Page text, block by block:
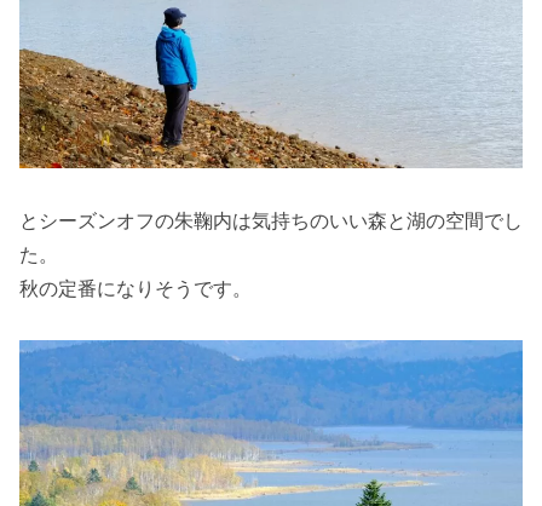
とシーズンオフの朱鞠内は気持ちのいい森と湖の空間でし
た。
秋の定番になりそうです。